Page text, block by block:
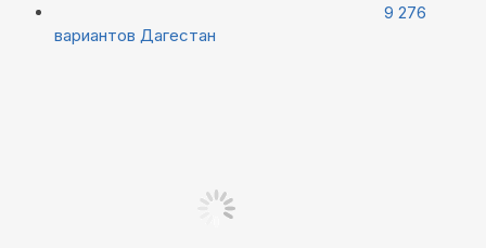
9 276
вариантов Дагестан